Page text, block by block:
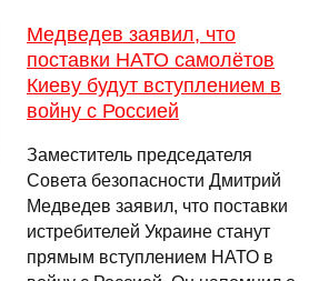
Медведев заявил, что
поставки НАТО самолётов
Киеву будут вступлением в
войну с Россией
Заместитель председателя
Совета безопасности Дмитрий
Медведев заявил, что поставки
истребителей Украине станут
прямым вступлением НАТО в